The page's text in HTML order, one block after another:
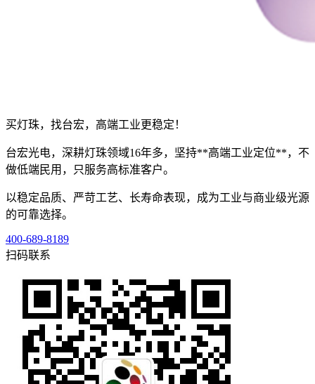
买灯珠，找台宏，高端工业更稳定！
台宏光电，深耕灯珠领域16年多，坚持**高端工业定位**，不
做低端民用，只服务高标准客户。
以稳定品质、严苛工艺、长寿命表现，成为工业与商业级光源
的可靠选择。
400-689-8189
扫码联系